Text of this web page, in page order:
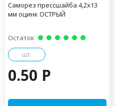
Саморез прессшайба 4,2х13
мм оцинк ОСТРЫЙ
Остаток
шт.
0.50 P